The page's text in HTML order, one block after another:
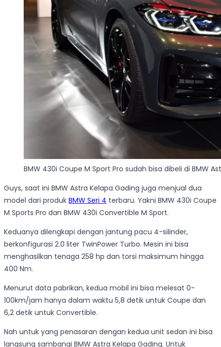
BMW 430i Coupe M Sport Pro sudah bisa dibeli di BMW
Guys, saat ini BMW Astra Kelapa Gading juga menjual dua
model dari produk BMW Seri 4 terbaru. Yakni BMW 430i Coupe
M Sports Pro dan BMW 430i Convertible M Sport.
Keduanya dilengkapi dengan jantung pacu 4-silinder,
berkonfigurasi 2.0 liter TwinPower Turbo. Mesin ini bisa
menghasilkan tenaga 258 hp dan torsi maksimum hingga
400 Nm.
Menurut data pabrikan, kedua mobil ini bisa melesat 0-
100km/jam hanya dalam waktu 5,8 detik untuk Coupe dan
6,2 detik untuk Convertible.
Nah untuk yang penasaran dengan kedua unit sedan ini bisa
langsung sambangi BMW Astra Kelapa Gading. Untuk